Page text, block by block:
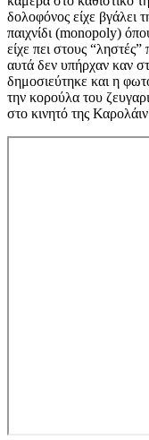
δολοφόνος είχε βγάλει
παιχνίδι (monopoly)
είχε πει στους
αυτά δεν υπήρχαν καν
δημοσιεύτηκε και η
την κορούλα του
στο κινητό της